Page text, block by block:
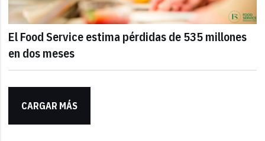
El Food Service estima pérdidas de 535 millones
en dos meses
CARGAR MÁS